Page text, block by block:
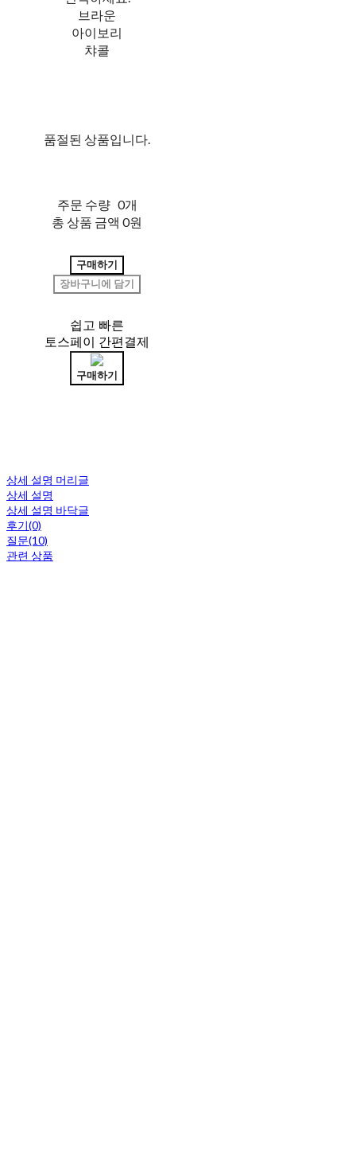
브라운
아이보리
챠콜
품절된 상품입니다.
주문 수량 0개
총 상품 금액 0원
구매하기
장바구니에 담기
쉽고 빠른
토스페이 간편결제
구매하기
상세 설명 머리글
상세 설명
상세 설명 바닥글
후기(0)
질문(10)
관련 상품